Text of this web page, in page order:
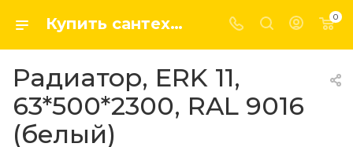
Купить сантехнику, системы отопление и водоснабжения оптом и в розницу в интернет-магазине elsen-opt.ru 0
Радиатор, ERK 11,
63*500*2300, RAL 9016
(белый)